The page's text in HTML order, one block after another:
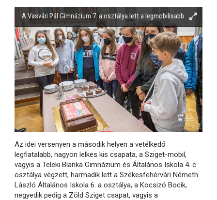
A Vasvári Pál Gimnázium 7. a osztálya lett a legmobilisabb
Az idei versenyen a második helyen a vetélkedő
legfiatalabb, nagyon lelkes kis csapata, a Sziget-mobil,
vagyis a Teleki Blanka Gimnázium és Általános Iskola 4. c
osztálya végzett, harmadik lett a Székesfehérvári Németh
László Általános Iskola 6. a osztálya, a Kocsizó Bocik,
negyedik pedig a Zöld Sziget csapat, vagyis a